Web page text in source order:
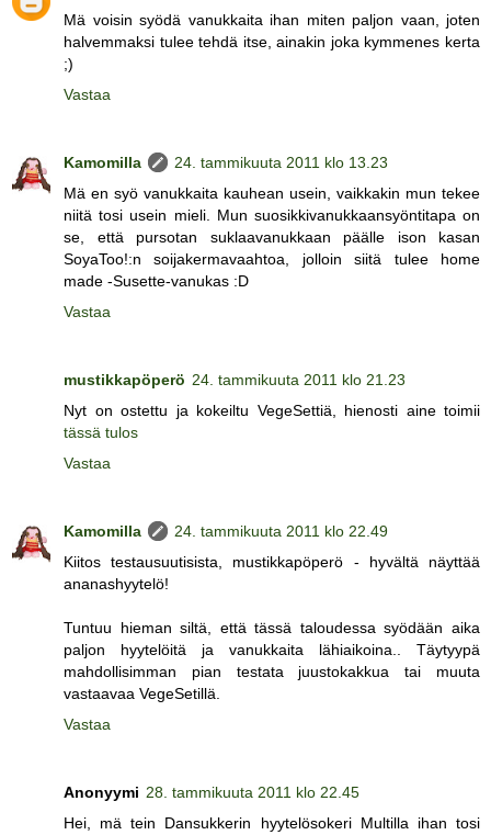
Mä voisin syödä vanukkaita ihan miten paljon vaan, joten
halvemmaksi tulee tehdä itse, ainakin joka kymmenes kerta
;)
Vastaa
Kamomilla
24. tammikuuta 2011 klo 13.23
Mä en syö vanukkaita kauhean usein, vaikkakin mun tekee
niitä tosi usein mieli. Mun suosikkivanukkaansyöntitapa on
se, että pursotan suklaavanukkaan päälle ison kasan
SoyaToo!:n soijakermavaahtoa, jolloin siitä tulee home
made -Susette-vanukas :D
Vastaa
mustikkapöperö 24. tammikuuta 2011 klo 21.23
Nyt on ostettu ja kokeiltu VegeSettiä, hienosti aine toimii
tässä tulos
Vastaa
Kamomilla
24. tammikuuta 2011 klo 22.49
Kiitos testausuutisista, mustikkapöperö - hyvältä näyttää
ananashyytelö!
Tuntuu hieman siltä, että tässä taloudessa syödään aika
paljon hyytelöitä ja vanukkaita lähiaikoina.. Täytyypä
mahdollisimman pian testata juustokakkua tai muuta
vastaavaa VegeSetillä.
Vastaa
Anonyymi 28. tammikuuta 2011 klo 22.45
Hei, mä tein Dansukkerin hyytelösokeri Multilla ihan tosi